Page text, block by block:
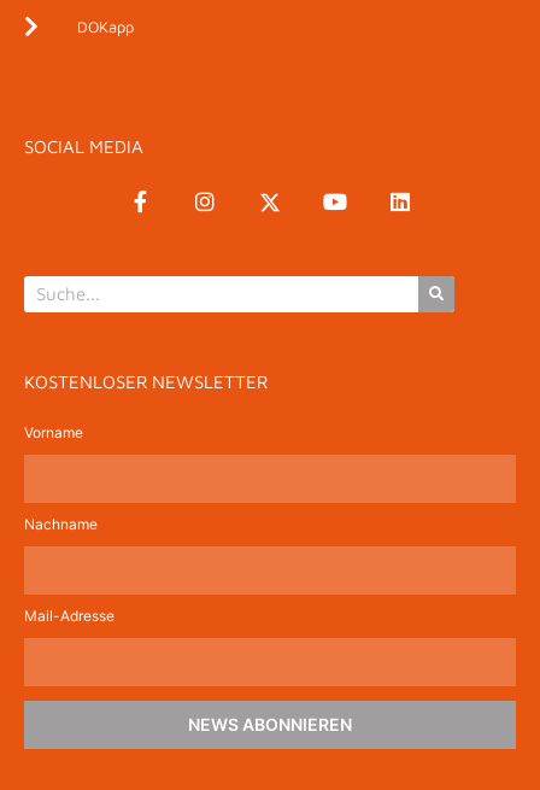
DOKapp
SOCIAL MEDIA
KOSTENLOSER NEWSLETTER
Vorname
Nachname
Mail-Adresse
NEWS ABONNIEREN